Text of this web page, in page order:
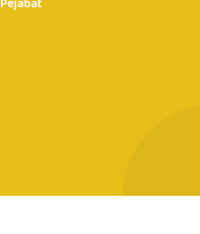
Pejabat